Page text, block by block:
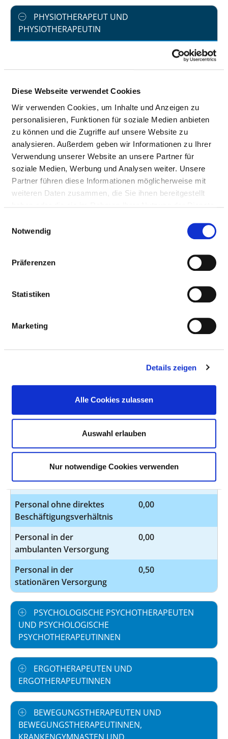
Diese Webseite verwendet Cookies
Wir verwenden Cookies, um Inhalte und Anzeigen zu
personalisieren, Funktionen für soziale Medien anbieten
zu können und die Zugriffe auf unsere Website zu
analysieren. Außerdem geben wir Informationen zu Ihrer
Verwendung unserer Website an unsere Partner für
soziale Medien, Werbung und Analysen weiter. Unsere
Partner führen diese Informationen möglicherweise mit
weiteren Daten zusammen, die Sie ihnen bereitgestellt
Notwendig
Präferenzen
Statistiken
Marketing
Details zeigen
Alle Cookies zulassen
Auswahl erlauben
Nur notwendige Cookies verwenden
PHYSIOTHERAPEUT UND
PHYSIOTHERAPEUTIN
ERLÄUTERUNG
Anzahl (gesamt)
0,62
Personal mit direktem
Beschäftigungsverhältnis
0,62
Personal ohne direktes
Beschäftigungsverhältnis
0,00
Personal in der
ambulanten Versorgung
0,00
Personal in der
0,62
ERGOTHERAPEUT UND ERGOTHERAPEUTIN
SOZIALPÄDAGOGE UND SOZIALPÄDAGOGIN
PSYCHOLOGISCHER PSYCHOTHERAPEUT UND
AUSGEWÄHLTES THERAPEUTISCHES
DIPLOM-PSYCHOLOGEN UND DIPLOM-
ANZAHL
Anzahl (gesamt)
0,50
Personal mit direktem
Beschäftigungsverhältnis
0,50
Personal ohne direktes
Beschäftigungsverhältnis
0,00
Personal in der
ambulanten Versorgung
0,00
Personal in der
stationären Versorgung
0,50
PSYCHOLOGISCHE PSYCHOTHERAPEUTEN
UND PSYCHOLOGISCHE
PSYCHOTHERAPEUTINNEN
ERGOTHERAPEUTEN UND
ERGOTHERAPEUTINNEN
BEWEGUNGSTHERAPEUTEN UND
BEWEGUNGSTHERAPEUTINNEN,